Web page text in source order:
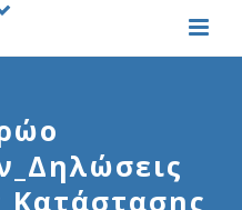
Κατάστασης